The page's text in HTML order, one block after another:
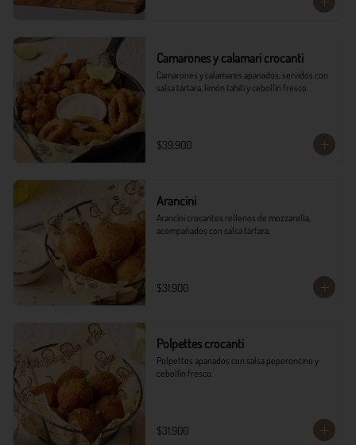
Camarones y calamari crocanti
Camarones y calamares apanados, servidos con
salsa tártara, limón tahití y cebollín fresco.
$39.900
Arancini
Arancini crocantes rellenos de mozzarella,
acompañados con salsa tártara.
$31.900
Polpettes crocanti
Polpettes apanados con salsa peperoncino y
cebollín fresco.
$31.900